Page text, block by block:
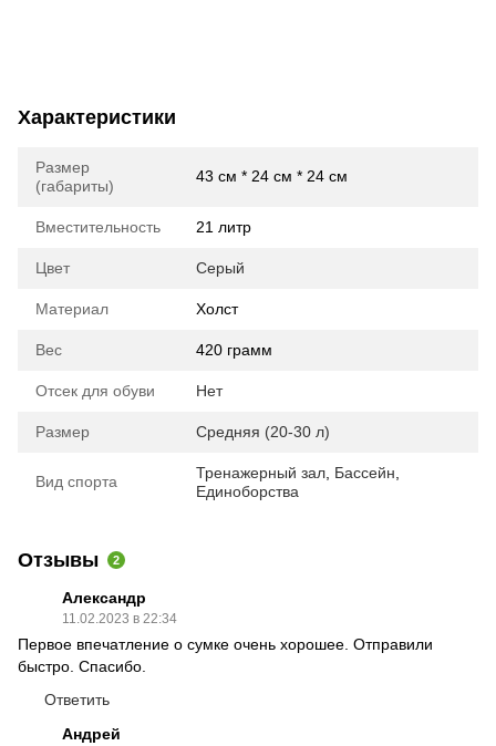
Характеристики
Размер
(габариты)
43 см * 24 см * 24 см
Вместительность 21 литр
Цвет Серый
Материал Холст
Вес 420 грамм
Отсек для обуви Нет
Размер Средняя (20-30 л)
Вид спорта Тренажерный зал, Бассейн,
Единоборства
Отзывы 2
Александр
11.02.2023 в 22:34
Первое впечатление о сумке очень хорошее. Отправили
быстро. Спасибо.
Ответить
Андрей